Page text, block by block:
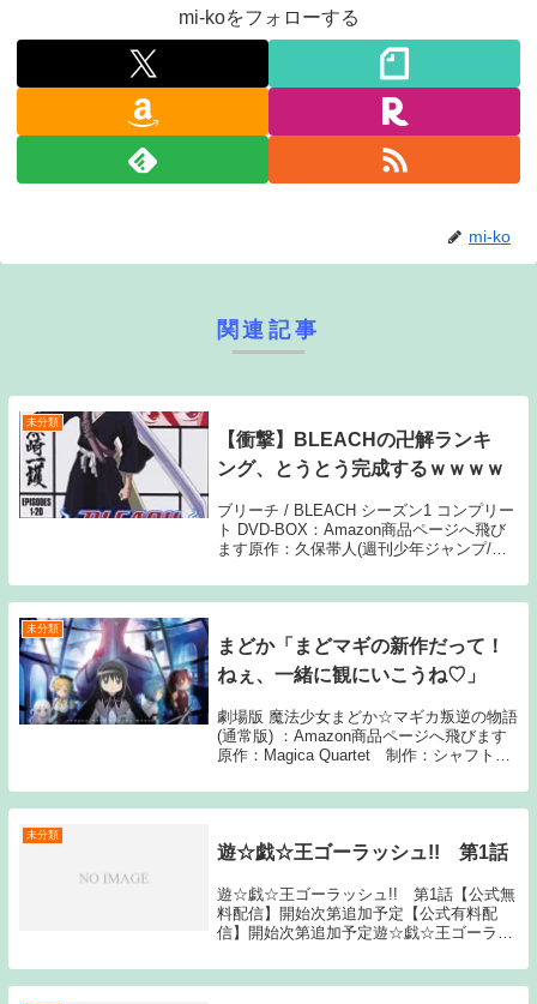
mi-koをフォローする
mi-ko
関連記事
未分類
【衝撃】BLEACHの卍解ランキ
ング、とうとう完成するｗｗｗｗ
ブリーチ / BLEACH シーズン1 コンプリー
ト DVD-BOX：Amazon商品ページへ飛び
ます原作：久保帯人(週刊少年ジャンプ/集
1: 名無しさん 02:36:47.22 ID:Ru S...
未分類
まどか「まどマギの新作だって！
ねぇ、一緒に観にいこうね♡」
劇場版 魔法少女まどか☆マギカ叛逆の物語
(通常版) ：Amazon商品ページへ飛びます
原作：Magica Quartet 制作：シャフト1:
794: 4月25日(日) >>1 脳が回復する 2:...
未分類
遊☆戯☆王ゴーラッシュ!! 第1話
遊☆戯☆王ゴーラッシュ!! 第1話【公式無
料配信】開始次第追加予定【公式有料配
信】開始次第追加予定遊☆戯☆王ゴーラッ
☆戯☆王ゴーラッシュ!! 第1話